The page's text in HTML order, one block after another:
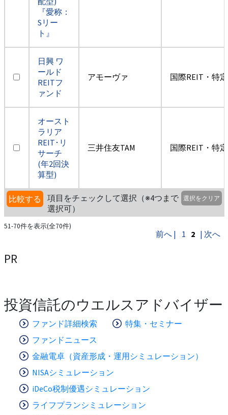
『愛称：
Sリー
ト』
日興 ワ
ールド
REITフ
ァンド
アモーヴァ 国際REIT・特
オースト
ラリア
REIT･リ
サーチ
(年2回決
算型)
三井住友TAM 国際REIT・特
比較する
項目をチェックして選択（※4つまで
選択可）
選択をクリア
51-70件を表示(全70件)
前へ | 1 2 | 次へ
PR
投資信託のウエルスアドバイザー
ファンド詳細検索
特集・セミナー
ファンドニュース
金融電卓（資産形成・運用シミュレーション）
NISAシミュレーション
iDeCo税制優遇シミュレーション
ライフプランシミュレーション